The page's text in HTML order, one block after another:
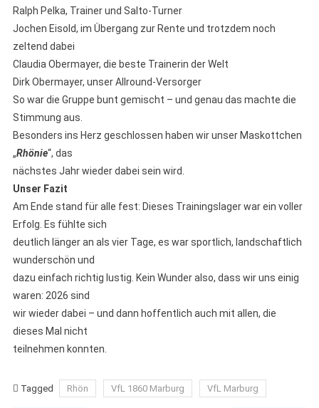
Ralph Pelka, Trainer und Salto-Turner
Jochen Eisold, im Übergang zur Rente und trotzdem noch
zeltend dabei
Claudia Obermayer, die beste Trainerin der Welt
Dirk Obermayer, unser Allround-Versorger
So war die Gruppe bunt gemischt – und genau das machte die
Stimmung aus.
Besonders ins Herz geschlossen haben wir unser Maskottchen
„Rhönie“, das
nächstes Jahr wieder dabei sein wird.
Unser Fazit
Am Ende stand für alle fest: Dieses Trainingslager war ein voller
Erfolg. Es fühlte sich
deutlich länger an als vier Tage, es war sportlich, landschaftlich
wunderschön und
dazu einfach richtig lustig. Kein Wunder also, dass wir uns einig
waren: 2026 sind
wir wieder dabei – und dann hoffentlich auch mit allen, die
dieses Mal nicht
teilnehmen konnten.
Tagged Rhön VfL 1860 Marburg VfL Marburg